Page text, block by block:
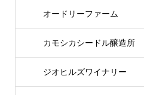
オードリーファーム
カモシカシードル醸造所
ジオヒルズワイナリー